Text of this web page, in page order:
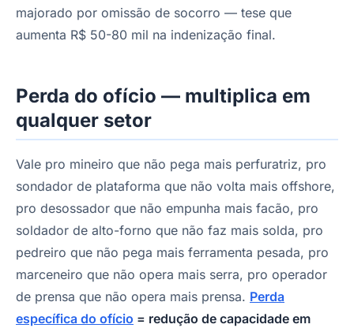
majorado por omissão de socorro — tese que
aumenta R$ 50-80 mil na indenização final.
Perda do ofício — multiplica em
qualquer setor
Vale pro mineiro que não pega mais perfuratriz, pro
sondador de plataforma que não volta mais offshore,
pro desossador que não empunha mais facão, pro
soldador de alto-forno que não faz mais solda, pro
pedreiro que não pega mais ferramenta pesada, pro
marceneiro que não opera mais serra, pro operador
de prensa que não opera mais prensa. Perda
específica do ofício = redução de capacidade em